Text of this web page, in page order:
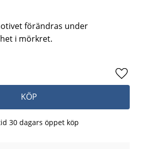
förändras under
i mörkret.
KÖP
Lägg
30 dagars öppet köp